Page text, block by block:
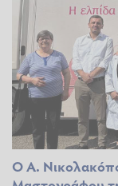
Ο Α.